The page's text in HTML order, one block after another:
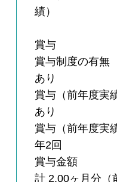
績）
賞与
賞与制度の有無
あり
賞与（前年度実
あり
賞与（前年度実
年2回
賞与金額
計 2.00ヶ月分（